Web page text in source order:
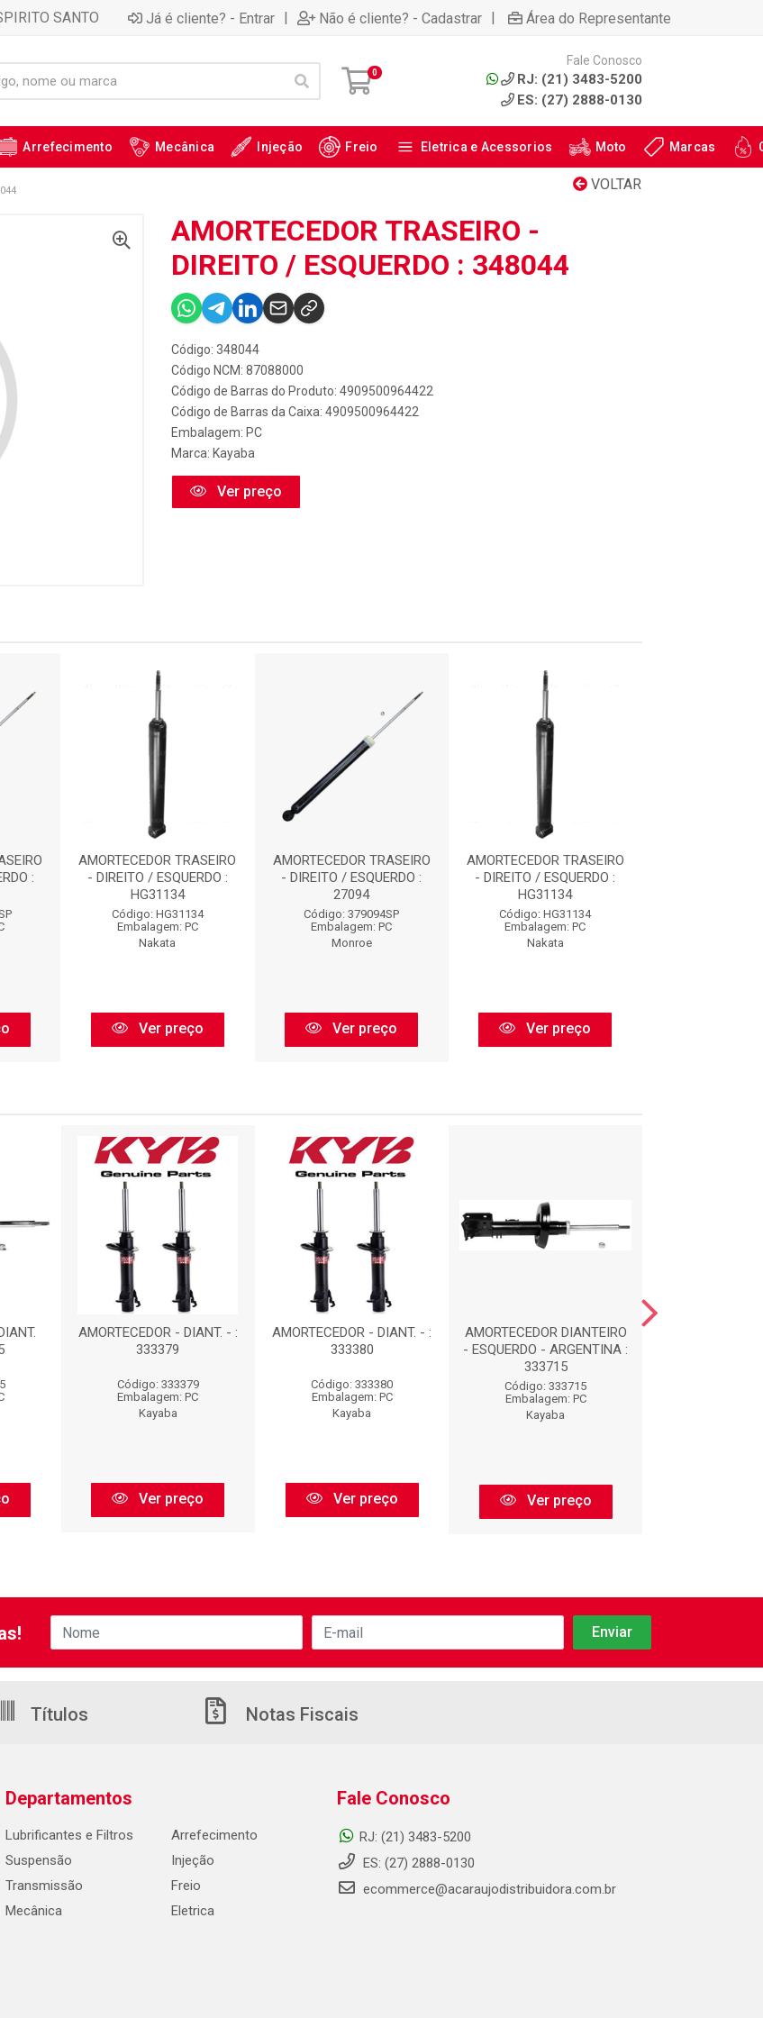
SANTO Já é cliente? - Entrar | Não é cliente? - Cadastrar | Área do Representante
0
Fale Conosco
RJ: (21) 3483-5200
ES: (27) 2888-0130
Arrefecimento Mecânica Injeção Freio Eletrica e Acessorios Moto Marcas
VOLTAR
AMORTECEDOR TRASEIRO -
DIREITO / ESQUERDO : 348044
Código: 348044
Código NCM: 87088000
Código de Barras do Produto: 4909500964422
Código de Barras da Caixa: 4909500964422
Embalagem: PC
Marca: Kayaba
Ver preço
:
AMORTECEDOR TRASEIRO
- DIREITO / ESQUERDO :
HG31134
Código: HG31134
Embalagem: PC
Nakata
Ver preço
AMORTECEDOR TRASEIRO
- DIREITO / ESQUERDO :
27094
Código: 379094SP
Embalagem: PC
Monroe
Ver preço
AMORTECEDOR TRASEIRO
- DIREITO / ESQUERDO :
HG31134
Código: HG31134
Embalagem: PC
Nakata
Ver preço
AMORTECEDOR - DIANT. - :
333379
Código: 333379
Embalagem: PC
Kayaba
Ver preço
AMORTECEDOR - DIANT. - :
333380
Código: 333380
Embalagem: PC
Kayaba
Ver preço
AMORTECEDOR DIANTEIRO
- ESQUERDO - ARGENTINA :
333715
Código: 333715
Embalagem: PC
Kayaba
Ver preço
Títulos Notas Fiscais
Departamentos
Lubrificantes e Filtros
Suspensão
Transmissão
Mecânica
Arrefecimento
Injeção
Freio
Eletrica
Fale Conosco
RJ: (21) 3483-5200
ES: (27) 2888-0130
ecommerce@acaraujodistribuidora.com.br